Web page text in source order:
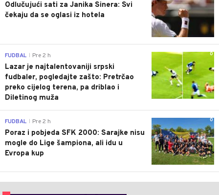
Odlučujući sati za Janika Sinera: Svi
čekaju da se oglasi iz hotela
0
FUDBAL Pre 2 h
Lazar je najtalentovaniji srpski
fudbaler, pogledajte zašto: Pretrčao
preko cijelog terena, pa driblao i
Diletinog muža
0
FUDBAL Pre 2 h
Poraz i pobjeda SFK 2000: Sarajke nisu
mogle do Lige šampiona, ali idu u
Evropa kup